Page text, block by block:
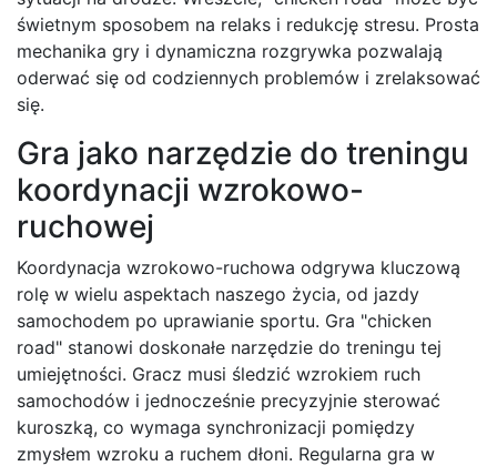
świetnym sposobem na relaks i redukcję stresu. Prosta
mechanika gry i dynamiczna rozgrywka pozwalają
oderwać się od codziennych problemów i zrelaksować
się.
Gra jako narzędzie do treningu
koordynacji wzrokowo-
ruchowej
Koordynacja wzrokowo-ruchowa odgrywa kluczową
rolę w wielu aspektach naszego życia, od jazdy
samochodem po uprawianie sportu. Gra "chicken
road" stanowi doskonałe narzędzie do treningu tej
umiejętności. Gracz musi śledzić wzrokiem ruch
samochodów i jednocześnie precyzyjnie sterować
kuroszką, co wymaga synchronizacji pomiędzy
zmysłem wzroku a ruchem dłoni. Regularna gra w